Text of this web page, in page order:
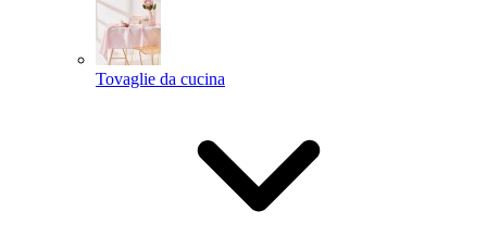
Tovaglie da cucina